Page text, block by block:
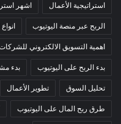
استراتيجية الأعمال اشهر
الربح عبر منصة اليوتيوب
اهمية التسويق الالكتروني
بدء الربح على اليوتيوب بدء
تحليل السوق تطوير الأعمال
طرق ربح المال على اليوتيوب